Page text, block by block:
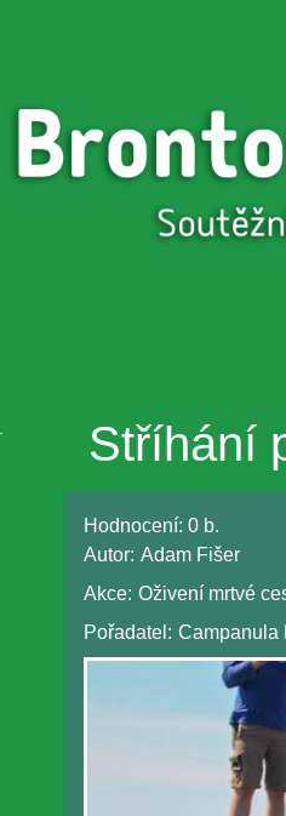
Stříhání
Hodnocení: 0 b.
Autor: Adam Fišer
Akce: Oživení mrtvé
Pořadatel: Campanula